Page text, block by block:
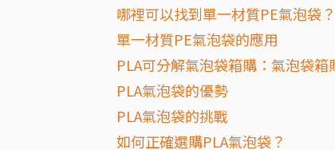
哪裡可以找到單一材質PE氣泡袋？
單一材質PE氣泡袋的應用
PLA可分解氣泡袋箱購：氣泡袋
PLA氣泡袋的優勢
PLA氣泡袋的挑戰
如何正確選購PLA氣泡袋？